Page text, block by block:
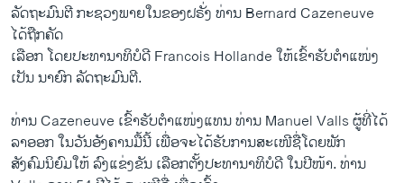
ລາຍການກະຈາຍສຽງ
ລາຍງານ
ຕິດຕາມພວກເຮົາ ທີ່
ພາສາຕ່າງໆ
ລັດຖະມົນຕີ ກະຊວງພາຍໃນຂອງຝຣັ່ງ ທ່ານ Bernard Cazeneuve
ໄດ້ຖືກຄັດ
ເລືອກ ໂດຍປະທານາທິບໍດີ Francois Hollande ໃຫ້ເຂົ້າຮັບຕຳແໜ່ງ
ເປັນ ນາຍົກ ລັດຖະມົນຕີ.
ທ່ານ Cazeneuve ເຂົ້າຮັບຕຳແໜ່ງແທນ ທ່ານ Manuel Valls ຜູ້ທີ່ໄດ້
ລາອອກ ໃນວັນອັງຄານມື້ນີ້ ເພື່ອຈະໄດ້ຮັບການສະເໜີຊື່ໂດຍພັກ
ສັງຄົມນິຍົມໃຫ້ ລົງແຂ່ງຂັນ ເລືອກຕັ້ງປະທານາທິບໍດີ ໃນປີໜ້າ. ທ່ານ